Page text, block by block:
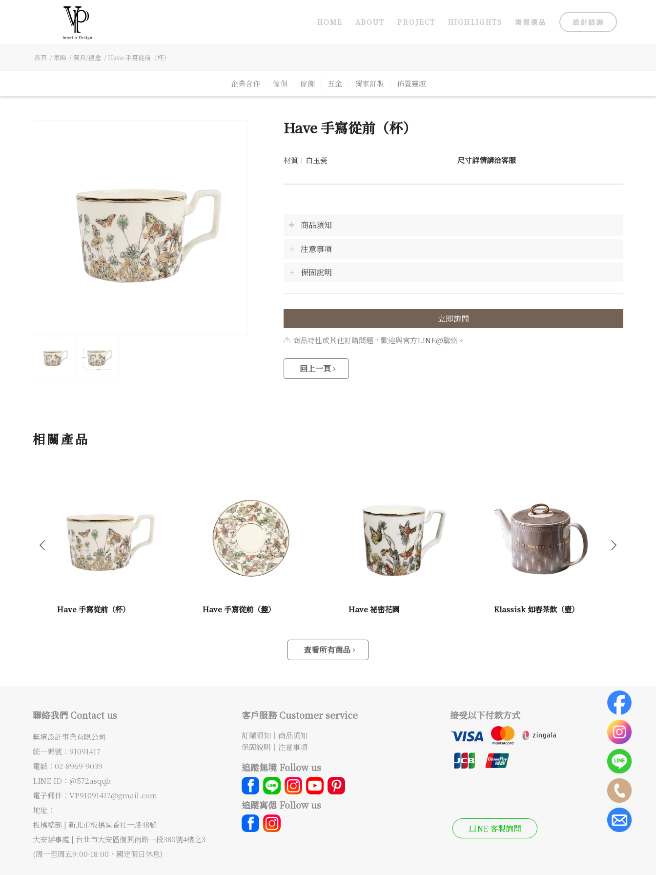
HOME ABOUT PROJECT HIGHLIGHTS 寓偲選品 設計諮詢
首頁 / 家飾 / 餐具/禮盒 / Have 手寫從前（杯）
企業合作 傢俱 傢飾 五金 獨家訂製 佈置靈感
Have 手寫從前（杯）
材質｜白玉瓷 尺寸詳情請洽客服
商品須知
注意事項
保固說明
立即詢問
⚠️ 商品特性或其他訂購問題，歡迎與官方LINE@聯絡。
回上一頁
相關產品
Have 手寫從前（杯） Have 手寫從前（盤） Have 祕密花園 Klassisk 如春茶飲（壺）
下一頁
查看所有商品
聯絡我們 Contact us
無境設計事業有限公司
統一編號：91091417
電話： 02-8969-9039
LINE ID：@572asqqb
電子郵件： VP91091417@gmail.com
地址：
板橋總部 | 新北市板橋區香社一路48號
大安辦事處 | 台北市大安區復興南路一段380號4樓之3
(周一至周五9:00-18:00，國定假日休息)
客戶服務 Customer service
訂購須知｜ 商品須知
保固說明 ｜ 注意事項
追蹤無境 Follow us
追蹤寓偲 Follow us
接受以下付款方式
LINE 客製詢問